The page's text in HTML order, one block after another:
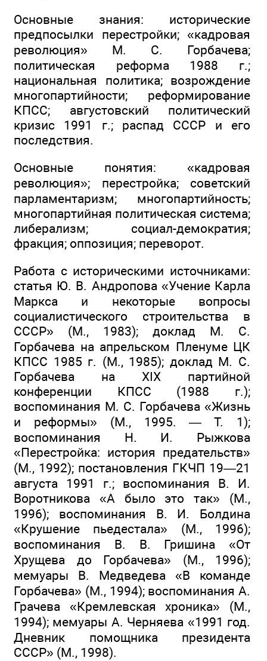
Основные знания: исторические
предпосылки перестройки; «кадровая
революция» М. С. Горбачева;
политическая реформа 1988 г.;
национальная политика; возрождение
многопартийности; реформирование
КПСС; августовский политический
кризис 1991 г.; распад СССР и его
последствия.
Основные понятия: «кадровая
революция»; перестройка; советский
парламентаризм; многопартийность;
многопартийная политическая система;
либерализм; социал-демократия;
фракция; оппозиция; переворот.
Работа с историческими источниками:
статья Ю. В. Андропова «Учение Карла
Маркса и некоторые вопросы
социалистического строительства в
СССР» (М., 1983); доклад М. С.
Горбачева на апрельском Пленуме ЦК
КПСС 1985 г. (М., 1985); доклад М. С.
Горбачева на XIX партийной
конференции КПСС (1988 г.);
воспоминания М. С. Горбачева «Жизнь
и реформы» (М., 1995. — Т. 1);
воспоминания Н. И. Рыжкова
«Перестройка: история предательств»
(М., 1992); постановления ГКЧП 19—21
августа 1991 г.; воспоминания В. И.
Воротникова «А было это так» (М.,
1996); воспоминания В. И. Болдина
«Крушение пьедестала» (М., 1996);
воспоминания В. В. Гришина «От
Хрущева до Горбачева» (М., 1996);
мемуары В. Медведева «В команде
Горбачева» (М., 1994); воспоминания А.
Грачева «Кремлевская хроника» (М.,
1994); мемуары А. Черняева «1991 год.
Дневник помощника президента
СССР» (М., 1998).